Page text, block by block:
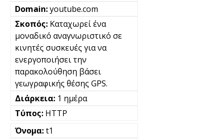
youtube.com
Καταχωρεί ένα
μοναδικό αναγνωριστικό σε
κινητές συσκευές για να
ενεργοποιήσει την
παρακολούθηση βάσει
γεωγραφικής θέσης GPS.
1 ημέρα
HTTP
t1